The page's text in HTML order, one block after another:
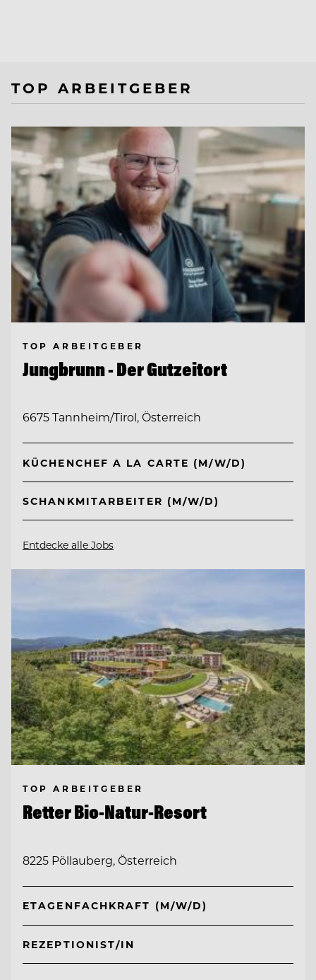
TOP ARBEITGEBER
TOP ARBEITGEBER
Jungbrunn - Der Gutzeitort
6675 Tannheim/Tirol, Österreich
KÜCHENCHEF A LA CARTE (M/W/D)
SCHANKMITARBEITER (M/W/D)
Entdecke alle Jobs
TOP ARBEITGEBER
Retter Bio-Natur-Resort
8225 Pöllauberg, Österreich
ETAGENFACHKRAFT (M/W/D)
REZEPTIONIST/IN